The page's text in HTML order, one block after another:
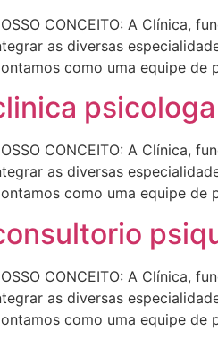
CONCEITO: A Clínica,
as diversas
como uma equipe de
CONCEITO: A Clínica,
as diversas
como uma equipe de
CONCEITO: A Clínica,
as diversas
como uma equipe de